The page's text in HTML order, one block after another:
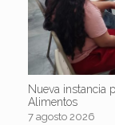
Nueva instancia
Alimentos
7 agosto 2026